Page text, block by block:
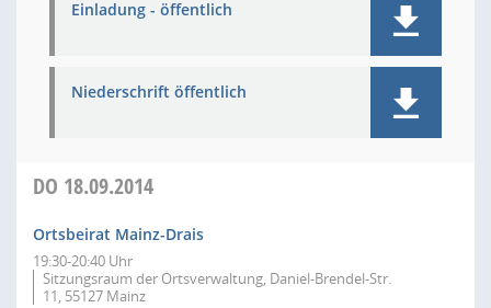
Einladung - öffentlich
Niederschrift öffentlich
DO 18.09.2014
Ortsbeirat Mainz-Drais
19:30-20:40 Uhr
Sitzungsraum der Ortsverwaltung, Daniel-Brendel-Str.
11, 55127 Mainz